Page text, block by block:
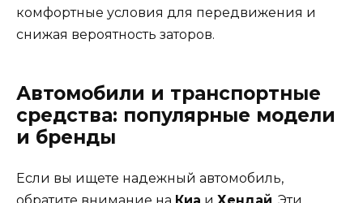
комфортные условия для передвижения и
снижая вероятность заторов.
Автомобили и транспортные
средства: популярные модели
и бренды
Если вы ищете надежный автомобиль,